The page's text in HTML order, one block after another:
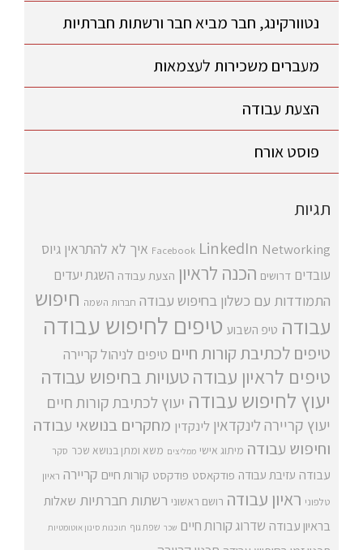
נטוורקינג, חבר מביא חבר ורשתות חברתיות
מעברים משכירות לעצמאות
הצעת עבודה
פוסט אורח
תגיות
Facebook LinkedIn Networking איך לא להתראין גיוס
עובדים דרושים הכנה לראיון הצעת עבודה השגת יעדים
התמודדות עם כשלון בחיפוש עבודה חברות השמה חיפוש
עבודה טיפ השבוע טיפים לחיפוש עבודה
טיפים לכתיבת קורות חיים טיפים לניהול קריירה
טיפים לראיון עבודהטעויות בחיפוש עבודה
יעוץ לחיפוש עבודה יעוץ לכתיבת קורות חיים
יעוץ קריירה לינקדאין לינקדין מחקרים בנושאי עבודה
וחיפוש עבודה מיתוג אישי ממליצים משא ומתן בנושא שכר סקר
עבודה עזיבת עבודה פודקאסט פודקסט קורות חיים קריירה ראיון
טלפוני ראיון עבודה רושם ראשוני רשתות חברתיות שאלות
בראיון עבודה שדרוג קורות חיים שכר שפת גוף תוכנות סינון אוטומטיות